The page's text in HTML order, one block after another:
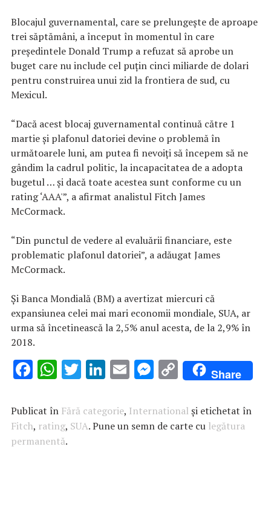
Blocajul guvernamental, care se prelungeşte de aproape
trei săptămâni, a început în momentul în care
preşedintele Donald Trump a refuzat să aprobe un
buget care nu include cel puţin cinci miliarde de dolari
pentru construirea unui zid la frontiera de sud, cu
Mexicul.
“Dacă acest blocaj guvernamental continuă către 1
martie şi plafonul datoriei devine o problemă în
următoarele luni, am putea fi nevoiţi să începem să ne
gândim la cadrul politic, la incapacitatea de a adopta
bugetul … şi dacă toate acestea sunt conforme cu un
rating ‘AAA'”, a afirmat analistul Fitch James
McCormack.
“Din punctul de vedere al evaluării financiare, este
problematic plafonul datoriei”, a adăugat James
McCormack.
Şi Banca Mondială (BM) a avertizat miercuri că
expansiunea celei mai mari economii mondiale, SUA, ar
urma să încetinească la 2,5% anul acesta, de la 2,9% în
2018.
F
e
b
o
W
at
s
A
T
it
te
Li
k
e
E
ai
l
M
se
n
C
o
p
y
Share
Publicat în Fără categorie, International și etichetat în
Fitch, rating, SUA. Pune un semn de carte cu legătura
permanentă.